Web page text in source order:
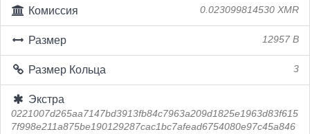
Комиссия 0.023099814530 XMR
Размер 12957 B
Размер Кольца 3
Экстра
0221007d265aa7147bd3913fb84c7963a209d1825e1963d83f615
7f998e211a875be190129287cac1bc7afead6754080e97c45a846